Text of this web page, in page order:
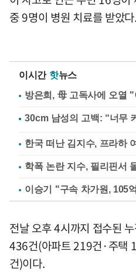
중 9명이 병원 치료를 받았다.
이시간 핫뉴스
방은희, 母 고독사에 오열
한국 떠난 김지수, 프라하
학폭 논란 지수, 필리핀서
이승기 "구속 차가원, 105
전날 오후 4시까지 접수된
436건(아파트 219건·주택
건)이다.